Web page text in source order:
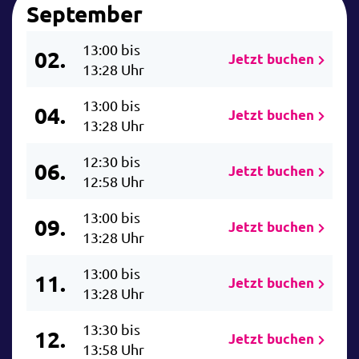
September
02.
13:00 bis
13:28 Uhr
Jetzt buchen
04.
13:00 bis
13:28 Uhr
Jetzt buchen
06.
12:30 bis
12:58 Uhr
Jetzt buchen
09.
13:00 bis
13:28 Uhr
Jetzt buchen
11.
13:00 bis
13:28 Uhr
Jetzt buchen
12.
13:30 bis
13:58 Uhr
Jetzt buchen